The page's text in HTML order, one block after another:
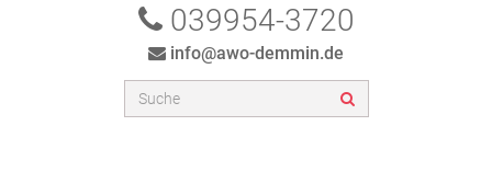
039954-3720
info@awo-demmin.de